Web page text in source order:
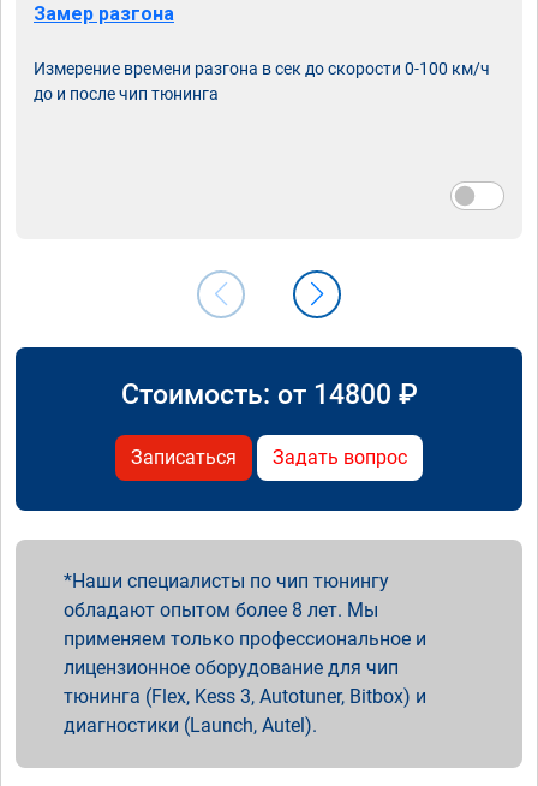
Замер разгона
Измерение времени разгона в сек до скорости 0-100 км/ч
до и после чип тюнинга
Стоимость: от 14800 ₽
Записаться Задать вопрос
Наши специалисты по чип тюнингу
обладают опытом более 8 лет. Мы
применяем только профессиональное и
лицензионное оборудование для чип
тюнинга (Flex, Kess 3, Autotuner, Bitbox) и
диагностики (Launch, Autel).